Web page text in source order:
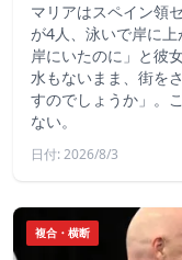
マリアはスペイン領
が4人、泳いで岸に
岸にいたのに」と彼
水もないまま、街を
すのでしょうか」。
ない。
日付: 2026/8/3
複合・横断